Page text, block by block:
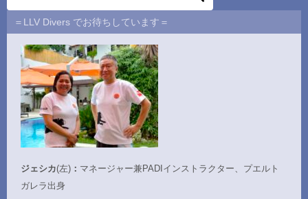
＝LLV Divers でお待ちしています＝
ジェシカ(左) ： マネージャー兼PADIインストラクター、プエルト
ガレラ出身